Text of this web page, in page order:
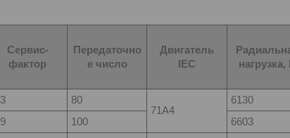
Сервис-
фактор
Передаточно
е число
Двигатель
IEC
нагрузка,
80
71А4
6130
100
6603